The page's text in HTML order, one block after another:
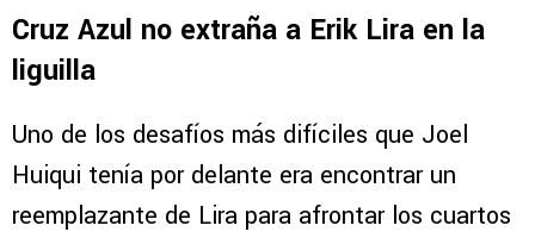
Cruz Azul no extraña a Erik Lira en la
liguilla
Uno de los desafíos más difíciles que Joel
Huiqui tenía por delante era encontrar un
reemplazante de Lira para afrontar los cuartos